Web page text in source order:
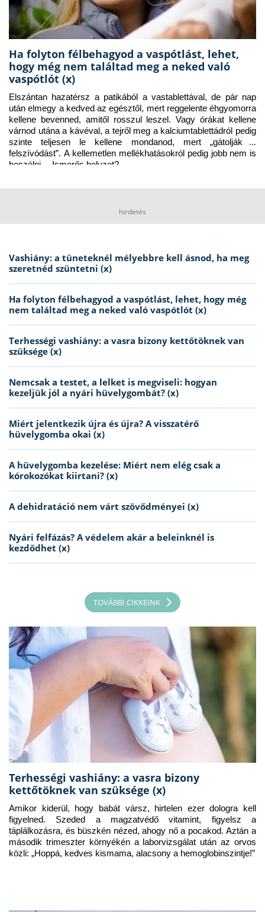
Ha folyton félbehagyod a vaspótlást, lehet,
hogy még nem találtad meg a neked való
vaspótlót (x)
Elszántan hazatérsz a patikából a vastablettával, de pár nap
után elmegy a kedved az egésztől, mert reggelente éhgyomorra
kellene bevenned, amitől rosszul leszel. Vagy órákat kellene
várnod utána a kávéval, a tejről meg a kalciumtablettádról pedig
szinte teljesen le kellene mondanod, mert „gátolják a
felszívódást”. A kellemetlen mellékhatásokról pedig jobb nem is
beszélni… Ismerős helyzet?
hirdetés
Vashiány: a tüneteknél mélyebbre kell ásnod, ha meg
szeretnéd szüntetni (x)
Ha folyton félbehagyod a vaspótlást, lehet, hogy még
nem találtad meg a neked való vaspótlót (x)
Terhességi vashiány: a vasra bizony kettőtöknek van
szüksége (x)
Nemcsak a testet, a lelket is megviseli: hogyan
kezeljük jól a nyári hüvelygombát? (x)
Miért jelentkezik újra és újra? A visszatérő
hüvelygomba okai (x)
A hüvelygomba kezelése: Miért nem elég csak a
kórokozókat kiirtani? (x)
A dehidratáció nem várt szövődményei (x)
Nyári felfázás? A védelem akár a beleinknél is
kezdődhet (x)
TOVÁBBI CIKKEINK
Terhességi vashiány: a vasra bizony
kettőtöknek van szüksége (x)
Amikor kiderül, hogy babát vársz, hirtelen ezer dologra kell
figyelned. Szeded a magzatvédő vitamint, figyelsz a
táplálkozásra, és büszkén nézed, ahogy nő a pocakod. Aztán a
második trimeszter környékén a laborvizsgálat után az orvos
közli: „Hoppá, kedves kismama, alacsony a hemoglobinszintje!”